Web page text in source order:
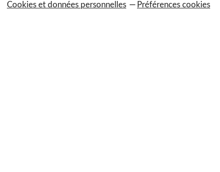
Cookies et données personnelles
Préférences cookies